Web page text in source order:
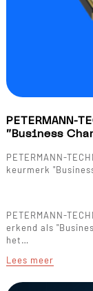
PETERMANN-
"Business
PETERMANN-
keurmerk
PETERMANN-
erkend als
het…
Lees meer